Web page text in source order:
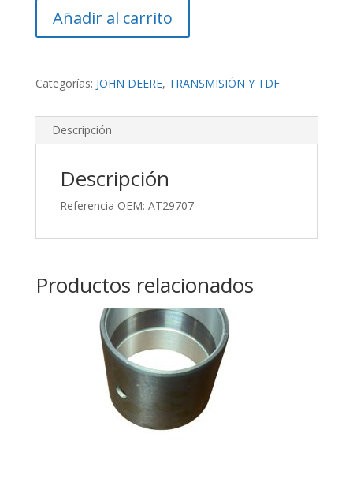
cantidad
Añadir al carrito
Categorías: JOHN DEERE, TRANSMISIÓN Y TDF
Descripción
Descripción
Referencia OEM: AT29707
Productos relacionados